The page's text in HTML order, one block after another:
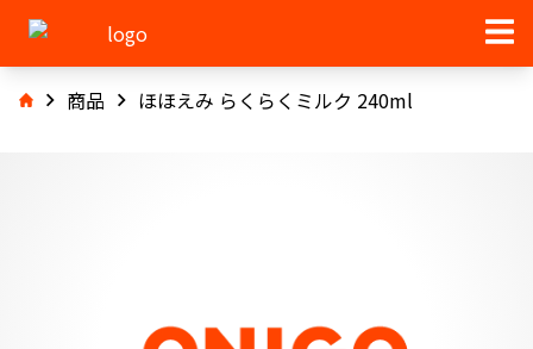
商品 ほほえみ らくらくミルク 240ml